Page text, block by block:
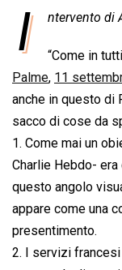
o
o
k
a
s
A
p
p
e
I
I ntervento di
“Come in tutti
Palme, 11
anche in questo di
sacco di cose da
1. Come mai un
Charlie Hebdo-
questo angolo
appare come una
presentimento.
2. I servizi